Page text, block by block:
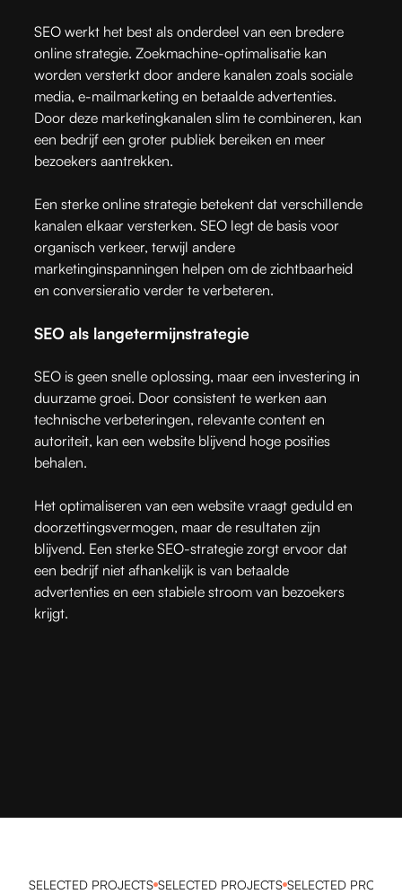
SEO werkt het best als onderdeel van een bredere
online strategie. Zoekmachine-optimalisatie kan
worden versterkt door andere kanalen zoals sociale
media, e-mailmarketing en betaalde advertenties.
Door deze marketingkanalen slim te combineren, kan
een bedrijf een groter publiek bereiken en meer
bezoekers aantrekken.
Een sterke online strategie betekent dat verschillende
kanalen elkaar versterken. SEO legt de basis voor
organisch verkeer, terwijl andere
marketinginspanningen helpen om de zichtbaarheid
en conversieratio verder te verbeteren.
SEO als langetermijnstrategie
SEO is geen snelle oplossing, maar een investering in
duurzame groei. Door consistent te werken aan
technische verbeteringen, relevante content en
autoriteit, kan een website blijvend hoge posities
behalen.
Het optimaliseren van een website vraagt geduld en
doorzettingsvermogen, maar de resultaten zijn
blijvend. Een sterke SEO-strategie zorgt ervoor dat
een bedrijf niet afhankelijk is van betaalde
advertenties en een stabiele stroom van bezoekers
krijgt.
SELECTED PROJECTS SELECTED PROJECTS SELECTED